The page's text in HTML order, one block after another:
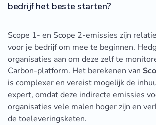
bedrijf het beste starten?
Scope 1- en Scope 2-emissies zijn
voor je bedrijf om mee te beginnen.
organisaties aan om deze zelf te
Carbon-platform. Het berekenen van
is complexer en vereist mogelijk de
expert, omdat deze indirecte emissies
organisaties vele malen hoger zijn en
de toeleveringsketen.